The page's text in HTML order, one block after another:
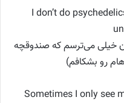
I don’t do
خیلی می‌ترسم که صندوقچه
رو بشکافم)
Sometimes I only see